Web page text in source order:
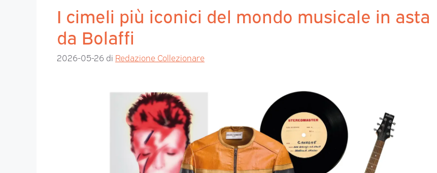
I cimeli più iconici del mondo musicale in asta
da Bolaffi
2026-05-26 di Redazione Collezionare